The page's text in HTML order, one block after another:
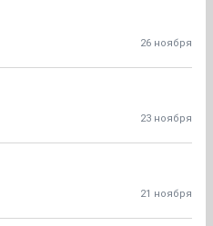
26 ноября
23 ноября
21 ноября